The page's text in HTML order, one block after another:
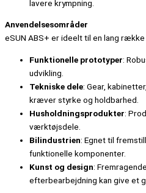
lavere krympning.
Anvendelsesområder
eSUN ABS+ er ideelt til en lang
Funktionelle prototyper:
udvikling.
Tekniske dele: Gear,
kræver styrke og holdbarhed.
Husholdningsprodukter:
værktøjsdele.
Bilindustrien: Egnet til
funktionelle komponenter.
Kunst og design:
efterbearbejdning kan give et